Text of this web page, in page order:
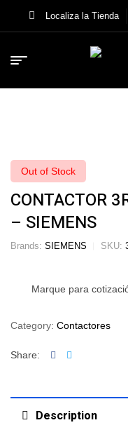
Localiza la Tienda
Out of Stock
CONTACTOR
– SIEMENS
Brands: SIEMENS SKU:
Marque para
Category: Contactores
Share: Facebook
Description